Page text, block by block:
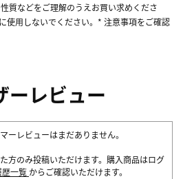
質などをご理解のうえお買い求めくださ
使用しないでください。* 注意事項をご確認
ーレビュー
ーレビューはまだありません。
方のみ投稿いただけます。購入商品はログ
歴一覧 からご確認いただけます。